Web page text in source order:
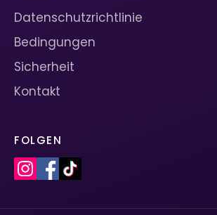
Datenschutzrichtlinie
Bedingungen
Sicherheit
Kontakt
FOLGEN